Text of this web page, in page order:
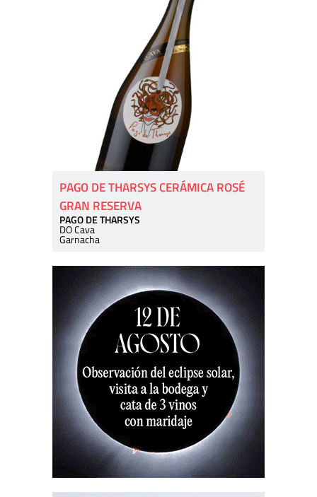
PAGO DE THARSYS CERÁMICA ROSÉ
GRAN RESERVA
PAGO DE THARSYS
DO Cava
Garnacha